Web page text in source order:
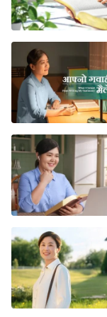
हो भन्ने कुरामा
सकिनँ। मैले आफैलाई
सिक्नुपर्थ्यो।
मैले मनन गर्ने
आफ्‍नो कर्तव्य निभाउने
हेर्दैनस्, केवल आफ्‍नो
भए पनि, तँ असफल
विचारहरू पछ्याउने
मान्‍ने हृदय हुन्छ?
बिर्सेका हुन्छन्, र
हुन्छन्;
हासिल गर्न
आज्ञापालन नगरेको,